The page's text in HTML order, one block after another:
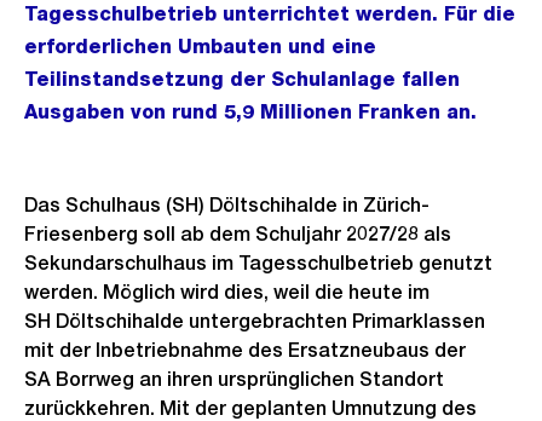
Tagesschulbetrieb unterrichtet werden. Für die
erforderlichen Umbauten und eine
Teilinstandsetzung der Schulanlage fallen
Ausgaben von rund 5,9 Millionen Franken an.
Das Schulhaus (SH) Döltschihalde in Zürich-
Friesenberg soll ab dem Schuljahr 2027/28 als
Sekundarschulhaus im Tagesschulbetrieb genutzt
werden. Möglich wird dies, weil die heute im
SH Döltschihalde untergebrachten Primarklassen
mit der Inbetriebnahme des Ersatzneubaus der
SA Borrweg an ihren ursprünglichen Standort
zurückkehren. Mit der geplanten Umnutzung des